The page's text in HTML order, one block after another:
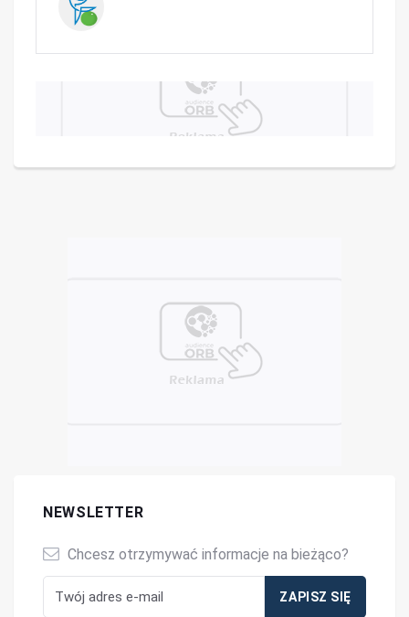
NEWSLETTER
Chcesz otrzymywać informacje na bieżąco?